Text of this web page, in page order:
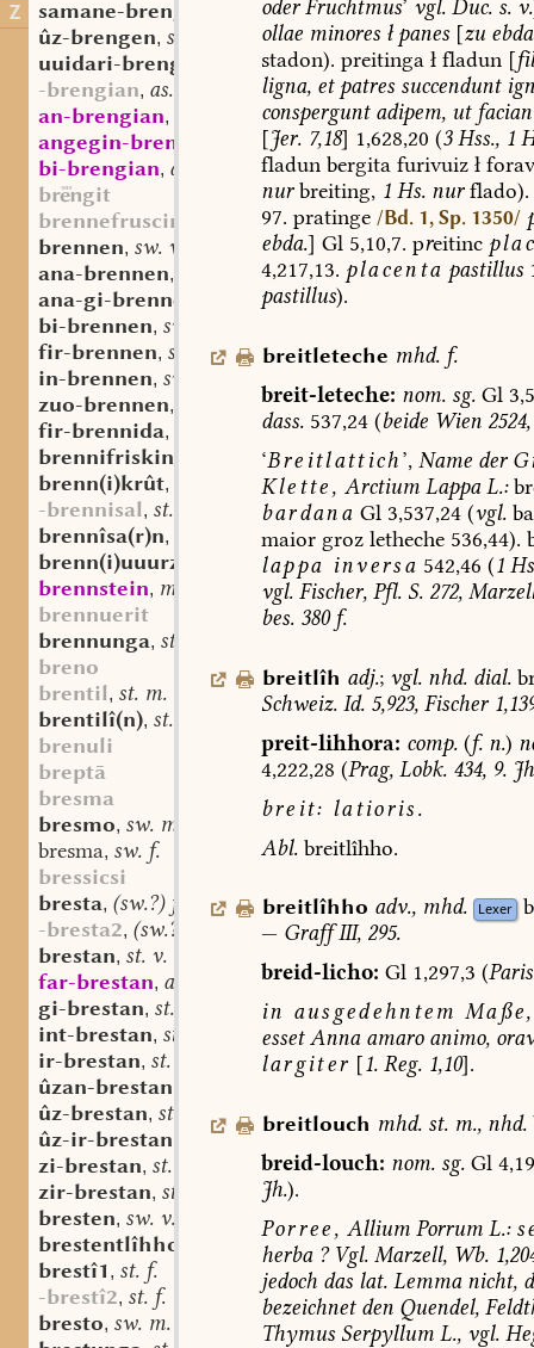
Z
samane-brengen
sw. v.
ûz-brengen, sw. v.
uuidari-brengen
sw. v.
-brengian, as. sw. v.
an-brengian,
angegin-brengian
as. sw. v.
bi-brengian, as. sw. v.
bgit
brennefruscinga
brennen, sw. v.
ana-brennen,
ana-gi-brennen
bi-brennen, sw. v.
fir-brennen, sw. v.
in-brennen, sw. v.
zuo-brennen,
fir-brennida,
brennifrisking
brenn(i)krût,
-brennisal, st. n.
brennîsa(r)n,
brenn(i)uuurz
brennstein, mhd. st. m.
brennuerit
brennunga, st. f.
breno
brentil, st. m.
brentilî(n), st. n.
brenuli
breptā
bresma
bresmo, sw. m.
bresma, sw. f.
bressicsi
bresta, (sw.?) f.
-bresta2, (sw.?) f.
brestan, st. v.
far-brestan, as. st. v.
gi-brestan, st. v.
int-brestan, st. v.
ir-brestan, st. v.
ûzan-brestan
ûz-brestan, st. v.
ûz-ir-brestan
st. v.
zi-brestan, st. v.
zir-brestan, st. v.
bresten, sw. v.
brestentlîhho
brestî1, st. f.
-brestî2, st. f.
bresto, sw. m.
oderFruchtmus’ vgl.Duc.s.v.
ollaeminoresłpanes[zu
stadon). preitingałfladun[
ligna,etpatres succendunt
consperguntadipem,ut
[Jer.7,18] 1,628,20 (3Hss.,1
fladunbergitafurivuizł
nur breiting, 1Hs.nurflado).
97. pratinge /Bd. 1, Sp. 1350/
ebda.] Gl5,10,7. preitinc
4,217,13. placenta pastillus
pastillus).
breitleteche mhd. f.
breit-leteche: nom.sg.Gl
dass. 537,24(beideWien2524,
‘Breitlattich’, Nameder
Klette, Arctium LappaL.:
bardana Gl 3,537,24 (vgl.
maiorgrozletheche536,44).
lappa inversa 542,46 (1
vgl.Fischer,Pfl.S.272,
bes. 380f.
breitlîh adj.; vgl. nhd. dial.
Schweiz.Id. 5,923,Fischer
preit-lihhora: comp.(f.n.)
4,222,28 (Prag,Lobk.434,9.
breit: latioris.
Abl.breitlîhho.
breitlîhho adv., mhd. Lexer
— GraffIII,295.
breid-licho: Gl1,297,3 (
in ausgedehntem Maße,
essetAnna amaroanimo,
largiter [1. Reg. 1,10].
breitlouch mhd. st. m., nhd.
breid-louch: nom.sg.Gl
Jh.).
Porree, Allium Porrum L.:
herba? Vgl.Marzell,Wb.
jedochdaslat. Lemmanicht,
bezeichnetdenQuendel,
ThymusSerpyllumL.,vgl.